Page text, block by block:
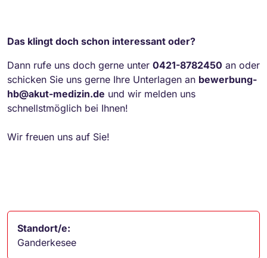
Das klingt doch schon interessant oder?
Dann rufe uns doch gerne unter 0421-8782450 an oder
schicken Sie uns gerne Ihre Unterlagen an bewerbung-
hb@akut-medizin.de und wir melden uns
schnellstmöglich bei Ihnen!
Wir freuen uns auf Sie!
Standort/e:
Ganderkesee